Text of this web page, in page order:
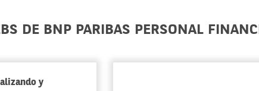
DE BNP PARIBAS PERSONAL
y